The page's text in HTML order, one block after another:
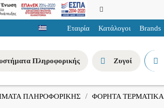
Εταιρία Κατάλογοι Brands
Πληροφορικής Ζυγοί
ΠΛΗΡΟΦΟΡΙΚΗΣ ΦΟΡΗΤΑ ΤΕΡΜΑΤΙΚΑ